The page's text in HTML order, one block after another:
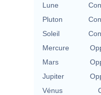
Lune
Pluton
Soleil
Mercure
Mars
Jupiter
Vénus